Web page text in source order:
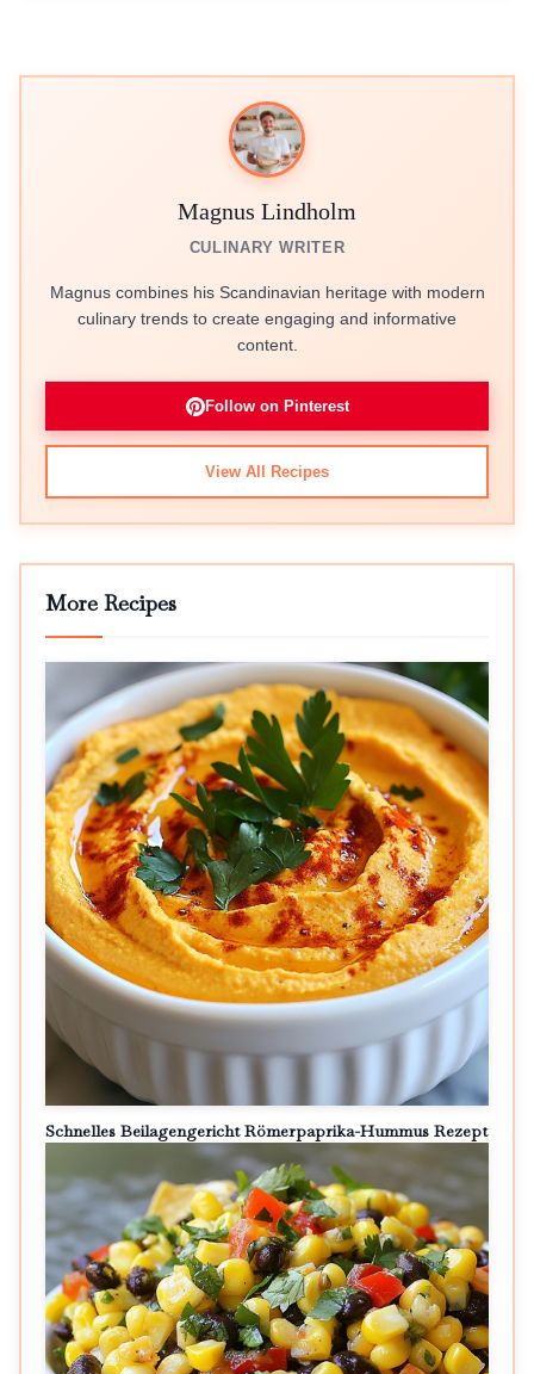
Magnus Lindholm
CULINARY WRITER
Magnus combines his Scandinavian heritage with modern
culinary trends to create engaging and informative
content.
Follow on Pinterest
View All Recipes
More Recipes
Schnelles Beilagengericht Römerpaprika-Hummus Rezept